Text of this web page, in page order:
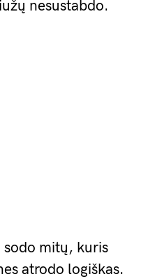
nesustabdo.
sodo mitų, kuris
atrodo logiškas.